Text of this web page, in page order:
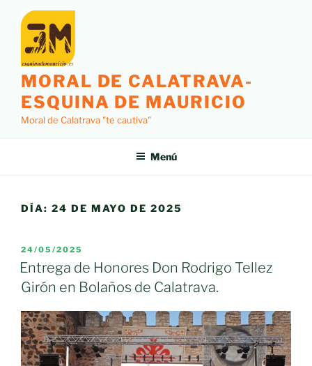
contenido
MORAL DE CALATRAVA-
ESQUINA DE MAURICIO
Moral de Calatrava "te cautiva"
Menú
DÍA: 24 DE MAYO DE 2025
PUBLICADO
EL
24/05/2025
Entrega de Honores Don Rodrigo Tellez
Girón en Bolaños de Calatrava.